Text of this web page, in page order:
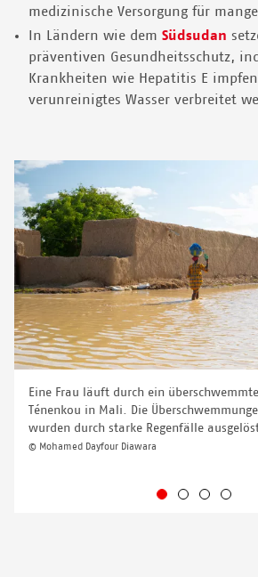
medizinische Versorgung für
In Ländern wie dem Südsudan
präventiven Gesundheitsschutz,
Krankheiten wie Hepatitis E
verunreinigtes Wasser verbreitet
Eine Frau läuft durch ein
Ténenkou in Mali. Die
wurden durch starke Regenfälle
© Mohamed Dayfour Diawara